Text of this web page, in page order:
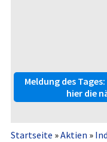
Meldung des
hier die
Startseite »Aktien »